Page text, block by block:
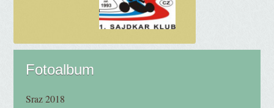
Fotoalbum
Sraz 2018